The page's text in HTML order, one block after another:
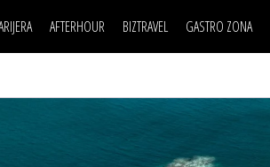
AFTERHOUR
AUTO SVET
BIZTRAVEL GASTRO ZONA
POSAO
MOJ UGAO
FILM I SCENA
AUTO SVET